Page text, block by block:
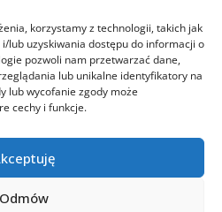
korzystamy z technologii, takich jak
lub uzyskiwania dostępu do informacji o
pozwoli nam przetwarzać dane,
lub unikalne identyfikatory na
lub wycofanie zgody może
cechy i funkcje.
Odmów
to pierwsze centrum on-line, w którym
i współczesne teksty duchowości
newsletterów
działalność
treści i zdjęć bez zgody jest
w Tyńcu